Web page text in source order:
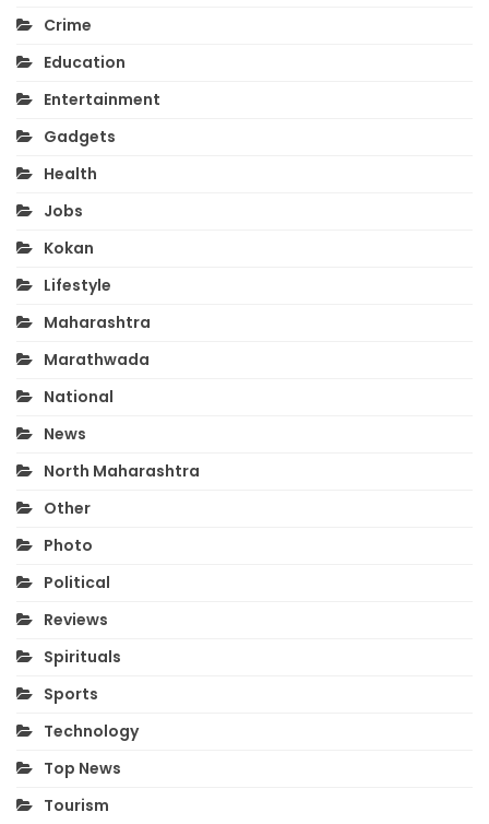
Crime
Education
Entertainment
Gadgets
Health
Jobs
Kokan
Lifestyle
Maharashtra
Marathwada
National
News
North Maharashtra
Other
Photo
Political
Reviews
Spirituals
Sports
Technology
Top News
Tourism